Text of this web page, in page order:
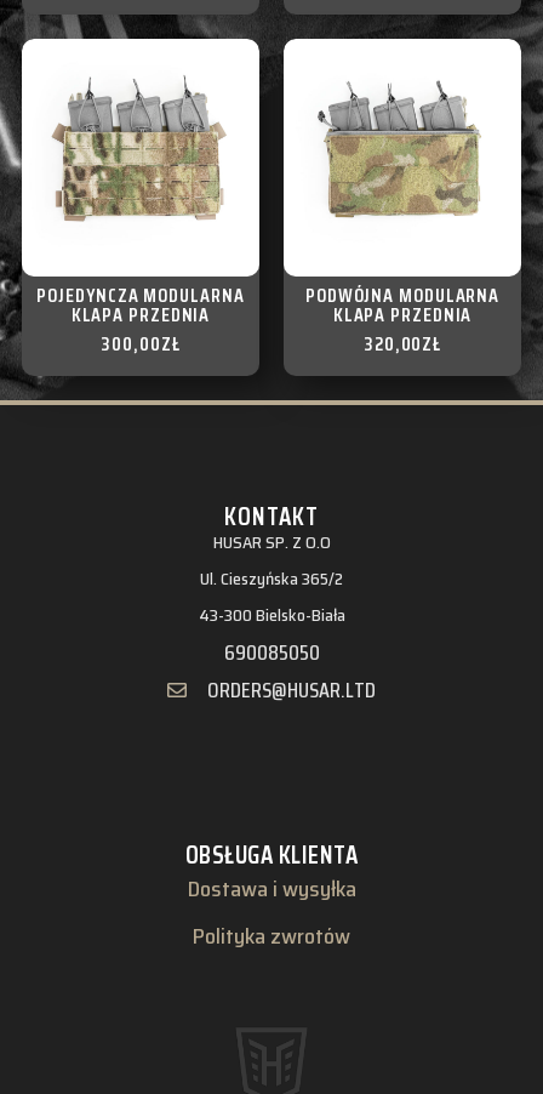
POJEDYNCZA MODULARNA
KLAPA PRZEDNIA
300,00ZŁ
PODWÓJNA MODULARNA
KLAPA PRZEDNIA
320,00ZŁ
KONTAKT
HUSAR SP. Z O.O
Ul. Cieszyńska 365/2
43-300 Bielsko-Biała
690085050
ORDERS@HUSAR.LTD
OBSŁUGA KLIENTA
Dostawa i wysyłka
Polityka zwrotów